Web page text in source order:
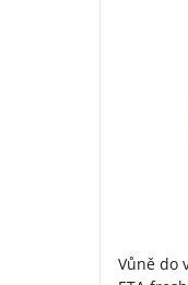
Vůně do